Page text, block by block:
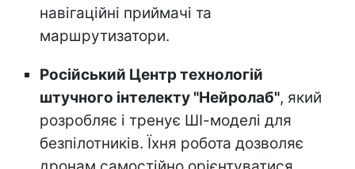
навігаційні приймачі та
маршрутизатори.
Російський Центр технологій
штучного інтелекту "Нейролаб", який
розробляє і тренує ШІ-моделі для
безпілотників. Їхня робота дозволяє